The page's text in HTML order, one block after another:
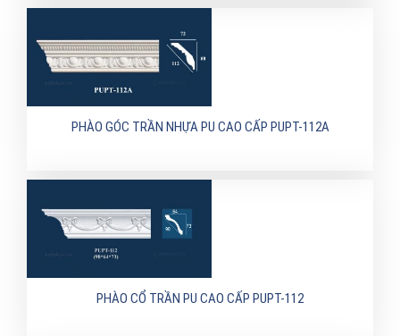
PHÀO GÓC TRẦN NHỰA PU CAO CẤP PUPT-112A
PHÀO CỔ TRẦN PU CAO CẤP PUPT-112